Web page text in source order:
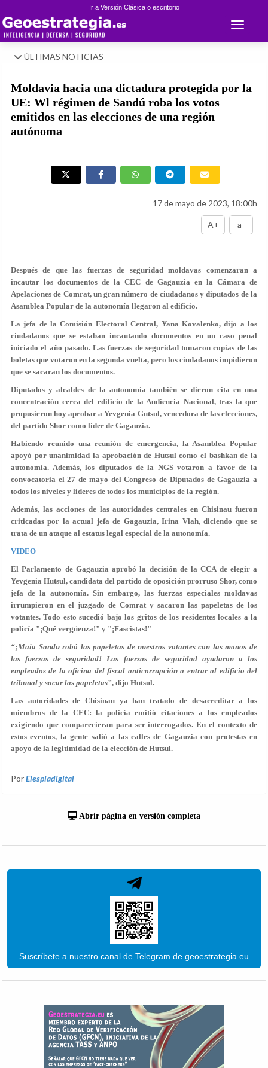
Ir a Versión Clásica o escritorio
Toggle
ÚLTIMAS NOTICIAS
Moldavia hacia una dictadura protegida por la
UE: Wl régimen de Sandú roba los votos
emitidos en las elecciones de una región
autónoma
17 de mayo de 2023, 18:00h
A+ a-
Después de que las fuerzas de seguridad moldavas comenzaran a
incautar los documentos de la CEC de Gagauzia en la Cámara de
Apelaciones de Comrat, un gran número de ciudadanos y diputados de la
Asamblea Popular de la autonomía llegaron al edificio.
La jefa de la Comisión Electoral Central, Yana Kovalenko, dijo a los
ciudadanos que se estaban incautando documentos en un caso penal
iniciado el año pasado. Las fuerzas de seguridad tomaron copias de las
boletas que votaron en la segunda vuelta, pero los ciudadanos impidieron
que se sacaran los documentos.
Diputados y alcaldes de la autonomía también se dieron cita en una
concentración cerca del edificio de la Audiencia Nacional, tras la que
propusieron hoy aprobar a Yevgenia Gutsul, vencedora de las elecciones,
del partido Shor como líder de Gagauzia.
Habiendo reunido una reunión de emergencia, la Asamblea Popular
apoyó por unanimidad la aprobación de Hutsul como el bashkan de la
autonomía. Además, los diputados de la NGS votaron a favor de la
convocatoria el 27 de mayo del Congreso de Diputados de Gagauzia a
todos los niveles y líderes de todos los municipios de la región.
Además, las acciones de las autoridades centrales en Chisinau fueron
criticadas por la actual jefa de Gagauzia, Irina Vlah, diciendo que se
trata de un ataque al estatus legal especial de la autonomía.
VIDEO
El Parlamento de Gagauzia aprobó la decisión de la CCA de elegir a
Yevgenia Hutsul, candidata del partido de oposición prorruso Shor, como
jefa de la autonomía. Sin embargo, las fuerzas especiales moldavas
irrumpieron en el juzgado de Comrat y sacaron las papeletas de los
votantes. Todo esto sucedió bajo los gritos de los residentes locales a la
policía "¡Qué vergüenza!" y "¡Fascistas!"
“¡Maia Sandu robó las papeletas de nuestros votantes con las manos de
las fuerzas de seguridad! Las fuerzas de seguridad ayudaron a los
empleados de la oficina del fiscal anticorrupción a entrar al edificio del
tribunal y sacar las papeletas”, dijo Hutsul.
Las autoridades de Chisinau ya han tratado de desacreditar a los
miembros de la CEC: la policía emitió citaciones a los empleados
exigiendo que comparecieran para ser interrogados. En el contexto de
estos eventos, la gente salió a las calles de Gagauzia con protestas en
apoyo de la legitimidad de la elección de Hutsul.
PorElespiadigital
Abrir página en versión completa
Suscríbete a nuestro canal de Telegram de geoestrategia.eu